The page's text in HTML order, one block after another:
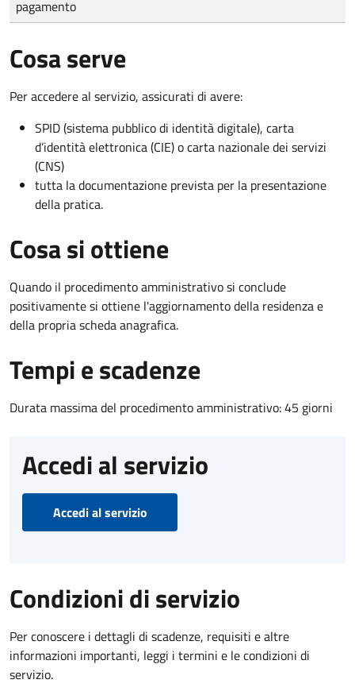
pagamento
Cosa serve
Per accedere al servizio, assicurati di avere:
SPID (sistema pubblico di identità digitale), carta
d’identità elettronica (CIE) o carta nazionale dei servizi
(CNS)
tutta la documentazione prevista per la presentazione
della pratica.
Cosa si ottiene
Quando il procedimento amministrativo si conclude
positivamente si ottiene l'aggiornamento della residenza e
della propria scheda anagrafica.
Tempi e scadenze
Durata massima del procedimento amministrativo: 45 giorni
Accedi al servizio
Accedi al servizio
Condizioni di servizio
Per conoscere i dettagli di scadenze, requisiti e altre
informazioni importanti, leggi i termini e le condizioni di
servizio.